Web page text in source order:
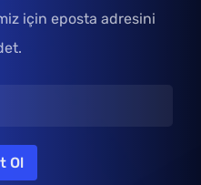
için eposta adresini